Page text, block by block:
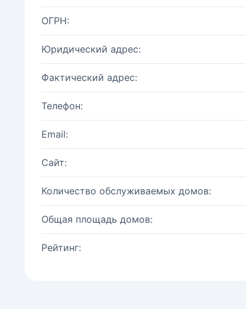
ОГРН:
Юридический адрес:
Фактический адрес:
Телефон:
Email:
Сайт:
Количество обслуживаемых домов:
Общая площадь домов:
Рейтинг: